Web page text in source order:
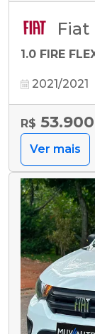
Fiat
1.0 FIRE
2021/2021
R$ 53.900
Ver mais